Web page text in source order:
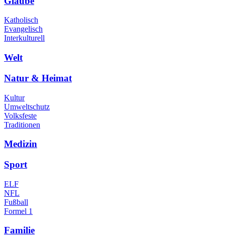
Katholisch
Evangelisch
Interkulturell
Welt
Natur & Heimat
Kultur
Umweltschutz
Volksfeste
Traditionen
Medizin
Sport
ELF
NFL
Fußball
Formel 1
Familie